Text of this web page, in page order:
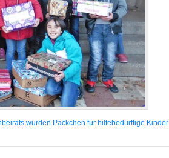
wurden Päckchen für hilfebedürftige Kinder